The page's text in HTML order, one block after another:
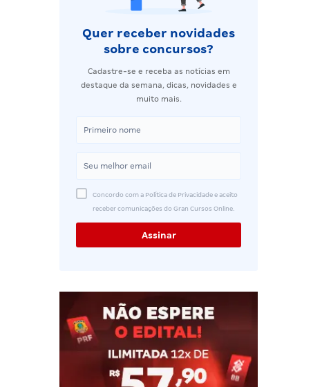
Quer receber novidades
sobre concursos?
Cadastre-se e receba as notícias em
destaque da semana, dicas, novidades e
muito mais.
Concordo com a Política de Privacidade e aceito
receber comunicações do Gran Cursos Online.